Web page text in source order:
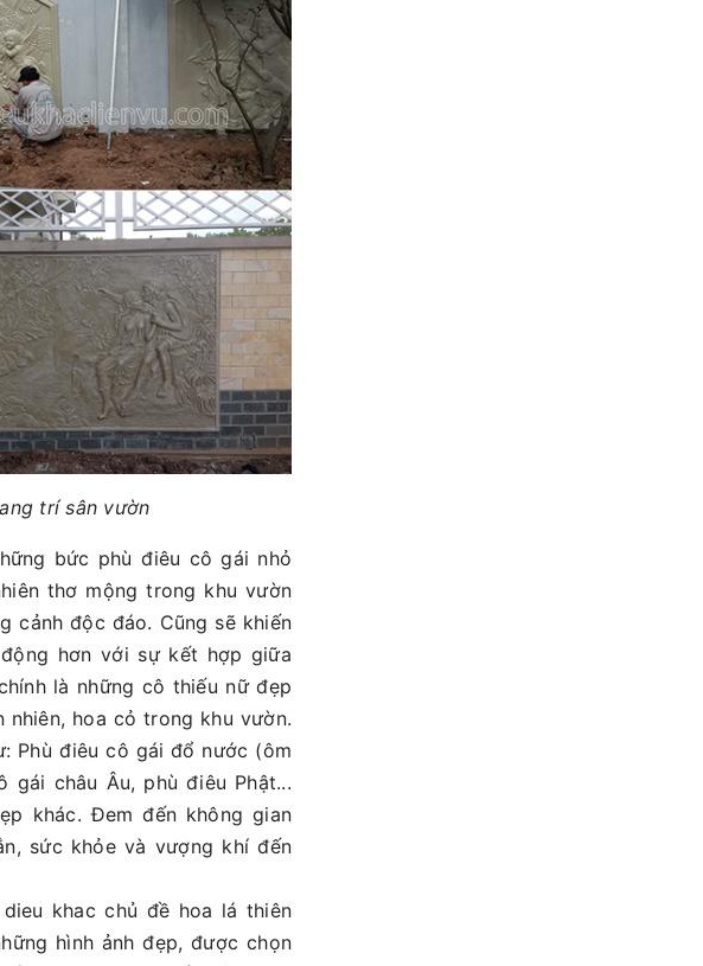
trí sân vườn
bức phù điêu cô gái nhỏ
thơ mộng trong khu vườn
cảnh độc đáo. Cũng sẽ khiến
hơn với sự kết hợp giữa
là những cô thiếu nữ đẹp
nhiên, hoa cỏ trong khu vườn.
Phù điêu cô gái đổ nước (ôm
gái châu Âu, phù điêu Phật...
khác. Đem đến không gian
sức khỏe và vượng khí đến
khac chủ đề hoa lá thiên
hình ảnh đẹp, được chọn